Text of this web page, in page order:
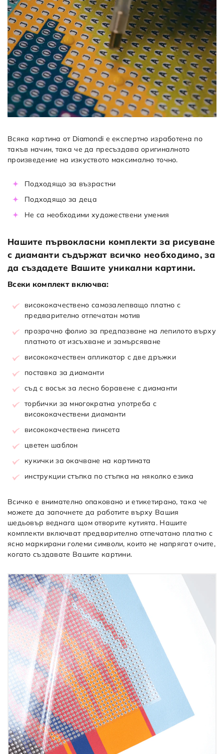
Всяка картина от Diamondi е експертно изработена по
такъв начин, така че да пресъздава оригиналното
произведение на изкуството максимално точно.
Подходящо за възрастни
Подходящо за деца
Не са необходими художествени умения
Нашите първокласни комплекти за рисуване
с диаманти съдържат всичко необходимо, за
да създадете Вашите уникални картини.
Всеки комплект включва:
висококачествено самозалепващо платно с
предварително отпечатан мотив
прозрачно фолио за предпазване на лепилото върху
платното от изсъхване и замърсяване
висококачествен апликатор с две дръжки
поставка за диаманти
съд с восък за лесно боравене с диаманти
торбички за многократна употреба с
висококачествени диаманти
висококачествена пинсета
цветен шаблон
кукички за окачване на картината
инструкции стъпка по стъпка на няколко езика
Всичко е внимателно опаковано и етикетирано, така че
можете да започнете да работите върху Вашия
шедьовър веднага щом отворите кутията. Нашите
комплекти включват предварително отпечатано платно с
ясно маркирани големи символи, които не напрягат очите,
когато създавате Вашите картини.